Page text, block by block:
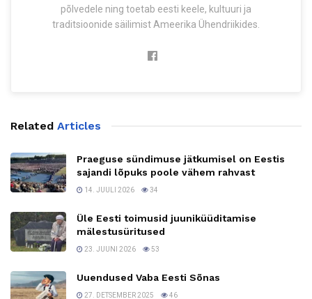
põlvedele ning toetab eesti keele, kultuuri ja
traditsioonide säilimist Ameerika Ühendriikides.
Related Articles
Praeguse sündimuse jätkumisel on Eestis
sajandi lõpuks poole vähem rahvast
14. JUULI 2026 34
Üle Eesti toimusid juuniküüditamise
mälestusüritused
23. JUUNI 2026 53
Uuendused Vaba Eesti Sõnas
27. DETSEMBER 2025 46